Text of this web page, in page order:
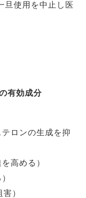
旦使用を中止し医
有効成分
ロンの生成を抑
高める）
）